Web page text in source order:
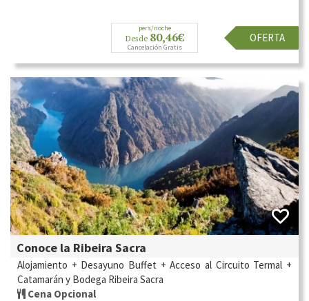
pers/noche
Desde 80,46€
Cancelación Gratis
OFERTA
Conoce la Ribeira Sacra
Alojamiento + Desayuno Buffet + Acceso al Circuito Termal +
Catamarán y Bodega Ribeira Sacra
Cena Opcional